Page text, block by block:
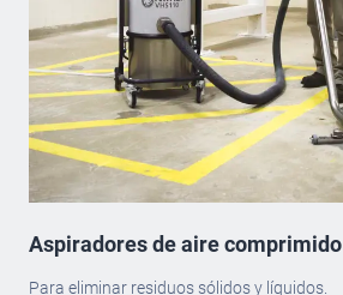
Aspiradores de aire comprimido
Para eliminar residuos sólidos y líquidos.